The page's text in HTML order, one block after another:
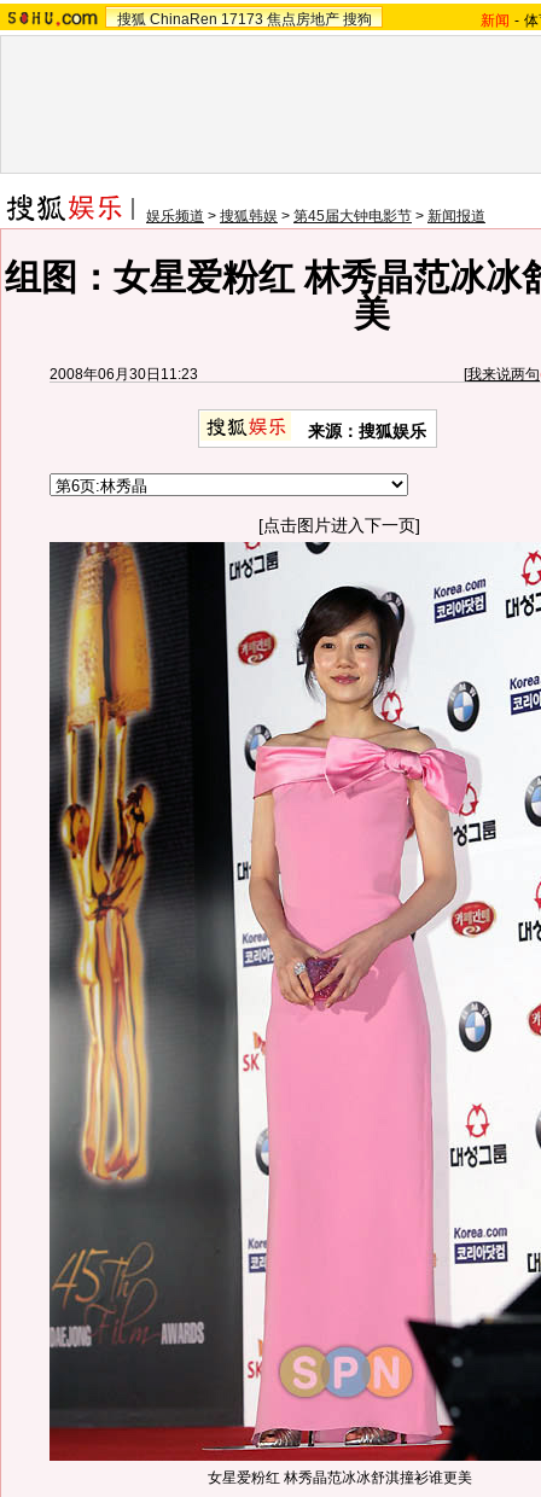
搜狐 ChinaRen 17173 焦点房地产 搜狗 新闻 -
娱乐频道 > 搜狐韩娱 > 第45届大钟电影节 > 新闻报道
组图：女星爱粉红 林秀晶范冰冰
美
2008年06月30日11:23 [我来说两句
来源：搜狐娱乐
[点击图片进入下一页]
女星爱粉红 林秀晶范冰冰舒淇撞衫谁更美